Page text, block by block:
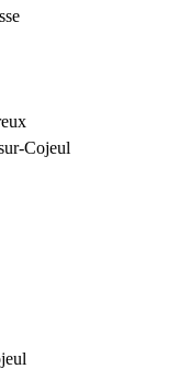
Cojeul